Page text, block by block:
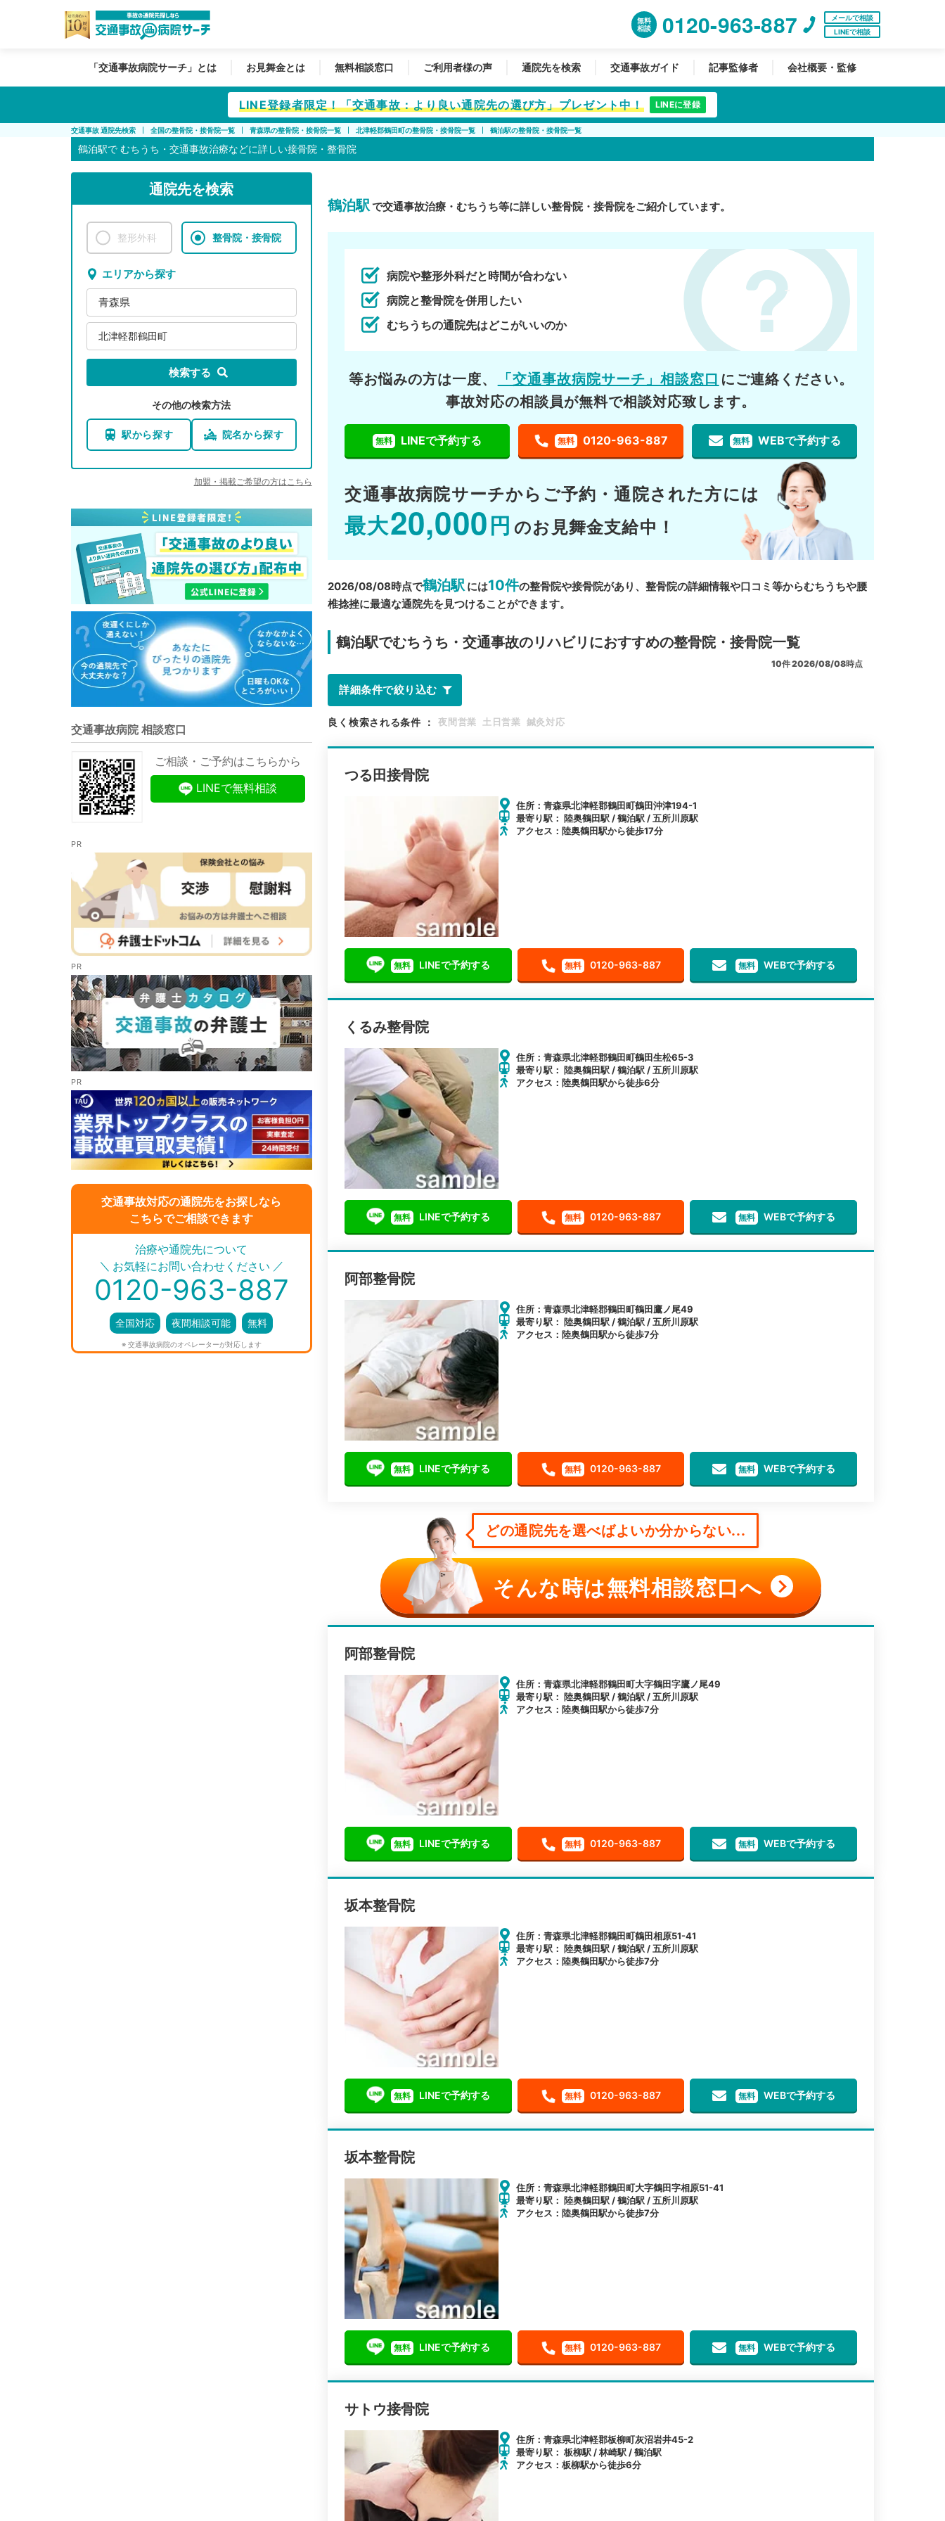
無料
相談
0120-963-887
メールで相談
LINEで相談
「交通事故病院サーチ」とは お見舞金とは 無料相談窓口 ご利用者様の声 通院先を検索 交通事故ガイド 記事監修者 会社概要・監修
LINE登録者限定！「交通事故：より良い通院先の選び方」プレゼント中！ LINEに登録
交通事故 通院先検索 全国の整骨院・接骨院一覧 青森県の整骨院・接骨院一覧 北津軽郡鶴田町の整骨院・接骨院一覧 鶴泊駅の整骨院・接骨院一覧
鶴泊駅で むちうち・交通事故治療などに詳しい接骨院・整骨院
通院先を検索
整形外科 整骨院・接骨院
エリアから探す
青森県
北津軽郡鶴田町
検索する
その他の検索方法
駅から探す 院名から探す
加盟・掲載ご希望の方はこちら
交通事故病院 相談窓口
ご相談・ご予約はこちらから
LINEで無料相談
交通事故対応の通院先をお探しなら
こちらでご相談できます
＼ ／
治療や通院先について
お気軽にお問い合わせください
0120-963-887
全国対応 夜間相談可能 無料
※ 交通事故病院のオペレーターが対応します
鶴泊駅で交通事故治療・むちうち等に詳しい整骨院・接骨院をご紹介しています。
病院や整形外科だと時間が合わない
病院と整骨院を併用したい
むちうちの通院先はどこがいいのか
等お悩みの方は一度、 「交通事故病院サーチ」相談窓口 にご連絡ください。
事故対応の相談員が無料で相談対応致します。
無料 LINEで予約する 無料 0120-963-887 無料 WEBで予約する
交通事故病院サーチから ご予約・通院された方には
最大20,000 円 のお見舞金支給中！
2026/08/08時点で鶴泊駅 には10件の整骨院や接骨院があり、整骨院の詳細情報や口コミ等からむちうちや腰
椎捻挫に最適な通院先を見つけることができます。
鶴泊駅でむちうち・交通事故のリハビリにおすすめの整骨院・接骨院一覧
10件2026/08/08時点
詳細条件で絞り込む
良く検索される条件 ： 夜間営業 土日営業 鍼灸対応
つる田接骨院
住所：青森県北津軽郡鶴田町鶴田沖津194-1
最寄り駅： 陸奥鶴田駅 / 鶴泊駅 / 五所川原駅
アクセス：陸奥鶴田駅から徒歩17分
無料 LINEで予約する 無料 0120-963-887 無料 WEBで予約する
くるみ整骨院
住所：青森県北津軽郡鶴田町鶴田生松65-3
最寄り駅： 陸奥鶴田駅 / 鶴泊駅 / 五所川原駅
アクセス：陸奥鶴田駅から徒歩6分
無料 LINEで予約する 無料 0120-963-887 無料 WEBで予約する
阿部整骨院
住所：青森県北津軽郡鶴田町鶴田鷹ノ尾49
最寄り駅： 陸奥鶴田駅 / 鶴泊駅 / 五所川原駅
アクセス：陸奥鶴田駅から徒歩7分
無料 LINEで予約する 無料 0120-963-887 無料 WEBで予約する
どの通院先を選べばよいか分からない...
そんな時は無料相談窓口へ
阿部整骨院
住所：青森県北津軽郡鶴田町大字鶴田字鷹ノ尾49
最寄り駅： 陸奥鶴田駅 / 鶴泊駅 / 五所川原駅
アクセス：陸奥鶴田駅から徒歩7分
無料 LINEで予約する 無料 0120-963-887 無料 WEBで予約する
坂本整骨院
住所：青森県北津軽郡鶴田町鶴田相原51-41
最寄り駅： 陸奥鶴田駅 / 鶴泊駅 / 五所川原駅
アクセス：陸奥鶴田駅から徒歩7分
無料 LINEで予約する 無料 0120-963-887 無料 WEBで予約する
坂本整骨院
住所：青森県北津軽郡鶴田町大字鶴田字相原51-41
最寄り駅： 陸奥鶴田駅 / 鶴泊駅 / 五所川原駅
アクセス：陸奥鶴田駅から徒歩7分
無料 LINEで予約する 無料 0120-963-887 無料 WEBで予約する
サトウ接骨院
住所：青森県北津軽郡板柳町灰沼岩井45-2
最寄り駅： 板柳駅 / 林崎駅 / 鶴泊駅
アクセス：板柳駅から徒歩6分